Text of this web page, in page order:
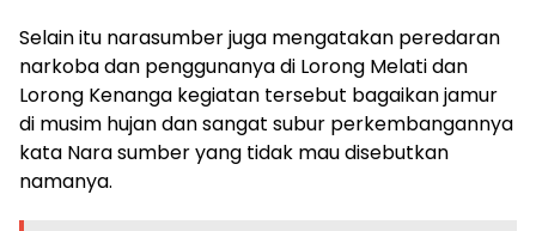
Selain itu narasumber juga mengatakan peredaran
narkoba dan penggunanya di Lorong Melati dan
Lorong Kenanga kegiatan tersebut bagaikan jamur
di musim hujan dan sangat subur perkembangannya
kata Nara sumber yang tidak mau disebutkan
namanya.